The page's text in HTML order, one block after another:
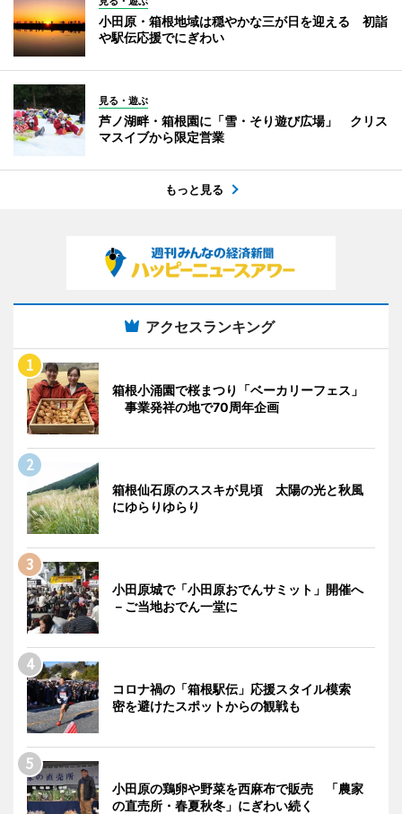
小田原・箱根地域は穏やかな三が日を迎える 初詣
や駅伝応援でにぎわい
見る・遊ぶ
芦ノ湖畔・箱根園に「雪・そり遊び広場」 クリス
マスイブから限定営業
もっと見る
アクセスランキング
箱根小涌園で桜まつり「ベーカリーフェス」
事業発祥の地で70周年企画
箱根仙石原のススキが見頃 太陽の光と秋風
にゆらりゆらり
小田原城で「小田原おでんサミット」開催へ
－ご当地おでん一堂に
コロナ禍の「箱根駅伝」応援スタイル模索
密を避けたスポットからの観戦も
小田原の鶏卵や野菜を西麻布で販売 「農家
の直売所・春夏秋冬」にぎわい続く